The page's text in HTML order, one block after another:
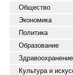
Общество
Экономика
Политика
Образование
Здравоохранение
Культура и